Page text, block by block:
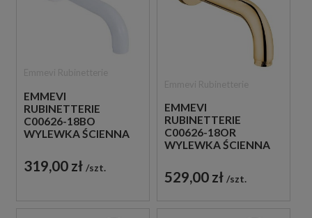
EMMEVI
RUBINETTERIE
C00626-18BO
WYLEWKA ŚCIENNA
319,00 zł szt.
EMMEVI
RUBINETTERIE
C00626-18OR
WYLEWKA ŚCIENNA
529,00 zł szt.